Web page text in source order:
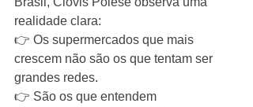
realidade clara:
👉 Os supermercados que mais
crescem não são os que tentam ser
grandes redes.
👉 São os que entendem